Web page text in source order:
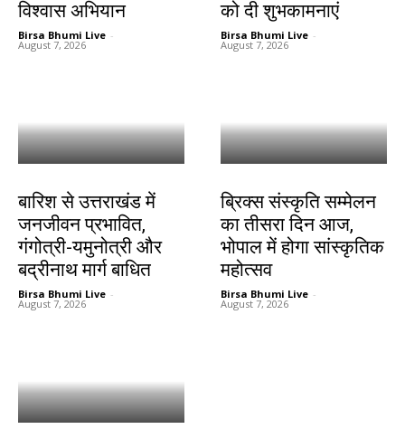
विश्वास अभियान
Birsa Bhumi Live -
August 7, 2026
को दी शुभकामनाएं
Birsa Bhumi Live -
August 7, 2026
बारिश से उत्तराखंड में
जनजीवन प्रभावित,
गंगोत्री-यमुनोत्री और
बद्रीनाथ मार्ग बाधित
Birsa Bhumi Live -
August 7, 2026
ब्रिक्स संस्कृति सम्मेलन
का तीसरा दिन आज,
भोपाल में होगा सांस्कृतिक
महोत्सव
Birsa Bhumi Live -
August 7, 2026